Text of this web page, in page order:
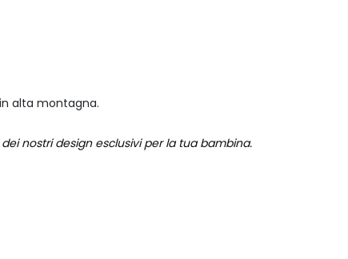
alta montagna.
nostri design esclusivi per la tua bambina.